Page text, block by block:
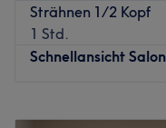
Extras: Kostenfreie
Strähnen 1/2 Kopf
1 Std.
Schnellansicht